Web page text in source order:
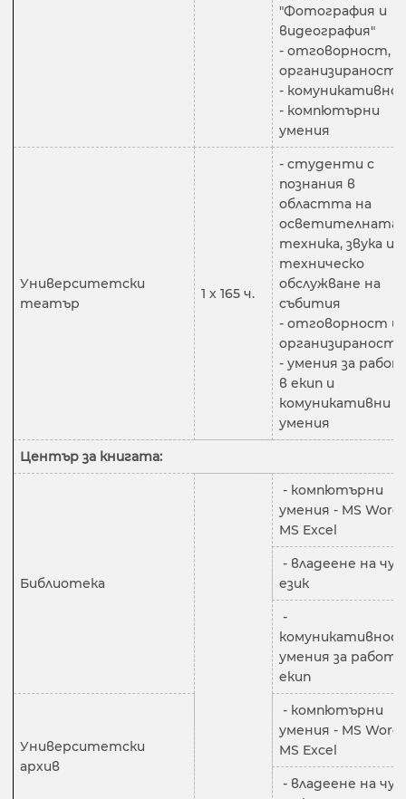
"Фотография и
видеография"
- отговорност,
организираност
-
- компютърни
умения
Университетски
театър
1 х 165 ч.
- студенти с
познания в
областта на
осветителната
техника, звука и
техническо
обслужване на
събития
- отговорност и
организираност
- умения за
в екип и
комуникативни
умения
Център за книгата:
Библиотека
- компютърни
умения - MS Word,
MS Excel
- владеене на
език
-
умения за
екип
Университетски
архив
- компютърни
умения - MS Word,
MS Excel
- владеене на